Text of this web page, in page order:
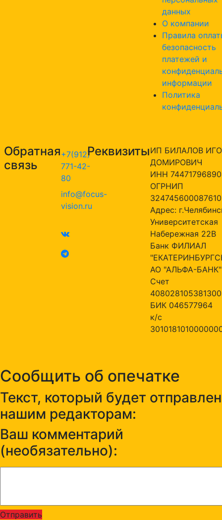
данных
О компании
Правила
безопасность
платежей и
информации
Политика
Обратная
связь
+7(912)
771-42-
80
info@focus-
vision.ru
РеквизитыИП БИЛАЛОВ
ДОМИРОВИЧ
ИНН
ОГРНИП
324745600087610
Адрес:
Университетская
Набережная 22В
Банк ФИЛИАЛ
АО "АЛЬФА-БАНК"
Счет
БИК 046577964
к/с
Сообщить об опечатке
Текст, который будет отправлен
нашим редакторам:
Ваш комментарий
(необязательно):
Отправить